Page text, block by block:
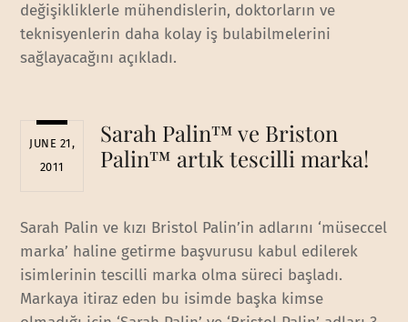
değişikliklerle mühendislerin, doktorların ve
teknisyenlerin daha kolay iş bulabilmelerini
sağlayacağını açıkladı.
JUNE 21,
2011
Sarah Palin™ ve Briston
Palin™ artık tescilli marka!
Sarah Palin ve kızı Bristol Palin’in adlarını ‘müseccel
marka’ haline getirme başvurusu kabul edilerek
isimlerinin tescilli marka olma süreci başladı.
Markaya itiraz eden bu isimde başka kimse